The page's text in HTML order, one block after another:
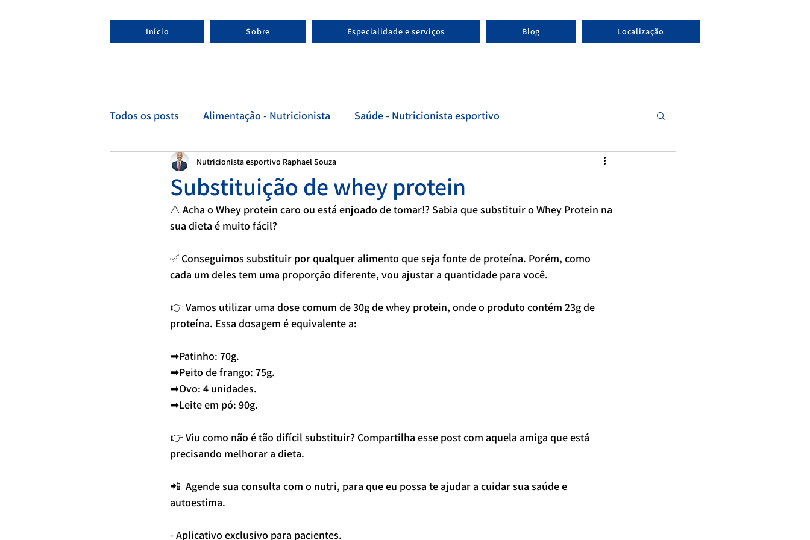
Início Sobre Especialidade e serviços Blog Localização
Todos os posts Alimentação - Nutricionista Saúde - Nutricionista esportivo
Esporte - Nutricionista esportivo Evolução - Nutricionista esportivo
Substituição de whey protein
Nutricionista esportivo Raphael Souza
⚠️ Acha o Whey protein caro ou está enjoado de tomar!? Sabia que substituir o Whey Protein na
sua dieta é muito fácil?
✅ Conseguimos substituir por qualquer alimento que seja fonte de proteína. Porém, como
cada um deles tem uma proporção diferente, vou ajustar a quantidade para você.
👉 Vamos utilizar uma dose comum de 30g de whey protein, onde o produto contém 23g de
proteína. Essa dosagem é equivalente a:
➡Patinho: 70g.
➡Peito de frango: 75g.
➡Ovo: 4 unidades.
➡Leite em pó: 90g.
👉 Viu como não é tão difícil substituir? Compartilha esse post com aquela amiga que está
precisando melhorar a dieta.
📲  Agende sua consulta com o nutri, para que eu possa te ajudar a cuidar sua saúde e
autoestima.
- Aplicativo exclusivo para pacientes.